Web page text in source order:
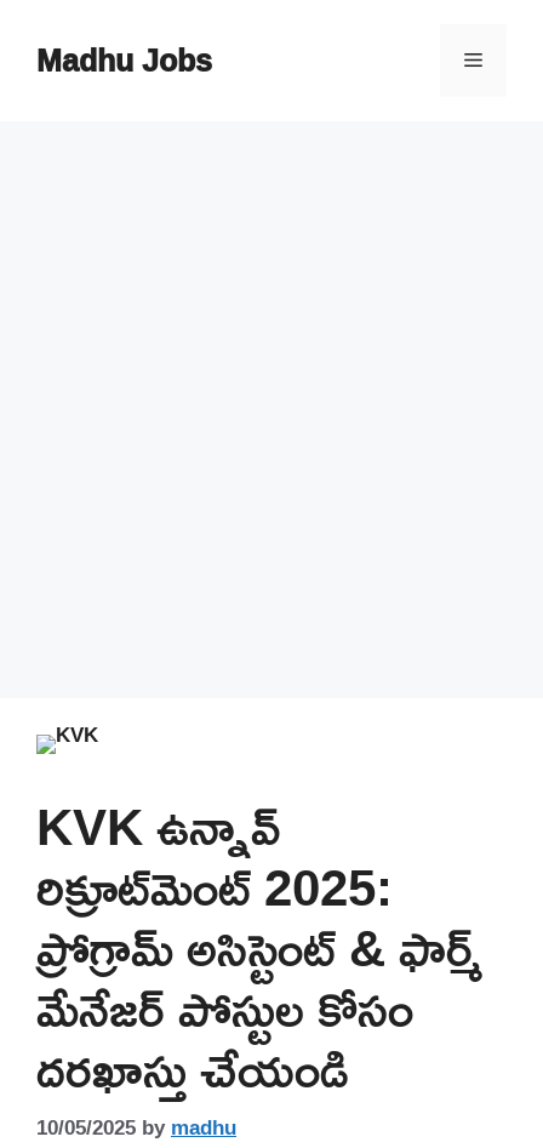
contentMadhu Jobs Menu
KVK ఉన్నావ్
రిక్రూట్‌మెంట్ 2025:
ప్రోగ్రామ్ అసిస్టెంట్ & ఫార్మ్
మేనేజర్ పోస్టుల కోసం
దరఖాస్తు చేయండి
10/05/2025bymadhu